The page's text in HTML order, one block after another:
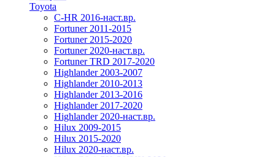
Toyota
C-HR 2016-наст.вр.
Fortuner 2011-2015
Fortuner 2015-2020
Fortuner 2020-наст.вр.
Fortuner TRD 2017-2020
Highlander 2003-2007
Highlander 2010-2013
Highlander 2013-2016
Highlander 2017-2020
Highlander 2020-наст.вр.
Hilux 2009-2015
Hilux 2015-2020
Hilux 2020-наст.вр.